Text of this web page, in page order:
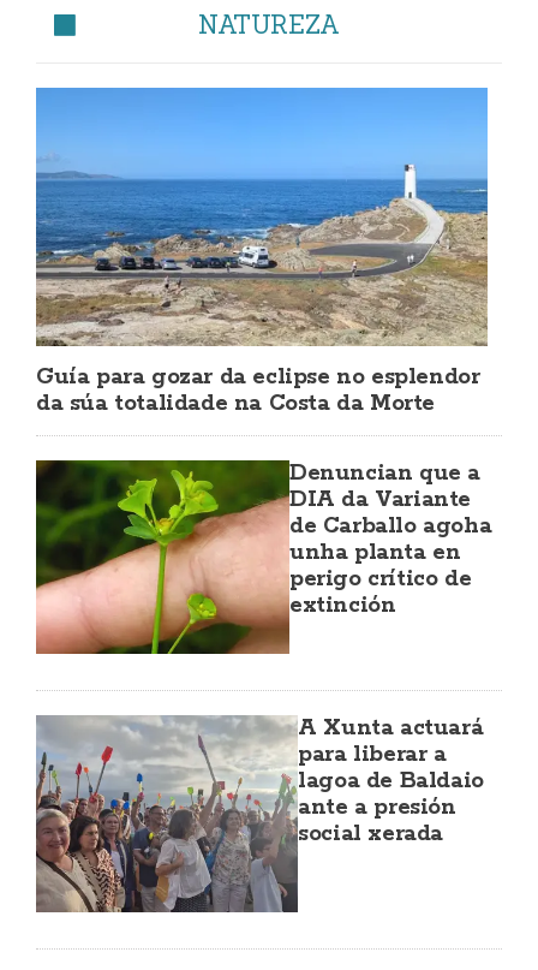
NATUREZA
Guía para gozar da eclipse no esplendor
da súa totalidade na Costa da Morte
Denuncian que a
DIA da Variante
de Carballo agoha
unha planta en
perigo crítico de
extinción
A Xunta actuará
para liberar a
lagoa de Baldaio
ante a presión
social xerada